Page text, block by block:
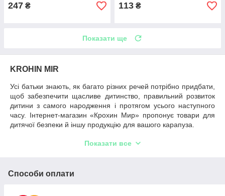
247 ₴ 113 ₴
Показати ще
KROHIN MIR
Усі батьки знають, як багато різних речей потрібно придбати,
щоб забезпечити щасливе дитинство, правильний розвиток
дитини з самого народження і протягом усього наступного
часу. Інтернет-магазин «Крохин Мир» пропонує товари для
дитячої безпеки й іншу продукцію для вашого карапуза.
собі, які предмети можуть знадобитися. Але, проглянувши
людьми, які самі є батьками, тому ми чудово розуміємо, чого
Показати все
Способи оплати